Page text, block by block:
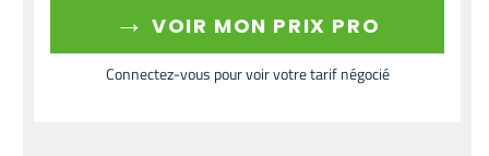
→ VOIR MON PRIX PRO
Connectez-vous pour voir votre tarif négocié